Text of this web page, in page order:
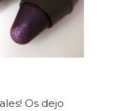
Os dejo